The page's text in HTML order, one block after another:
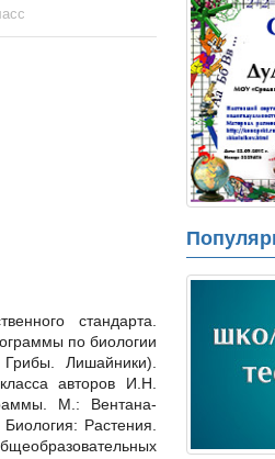
стандарта.
по биологии
Лишайники).
авторов И.Н.
М.: Вентана-
Растения.